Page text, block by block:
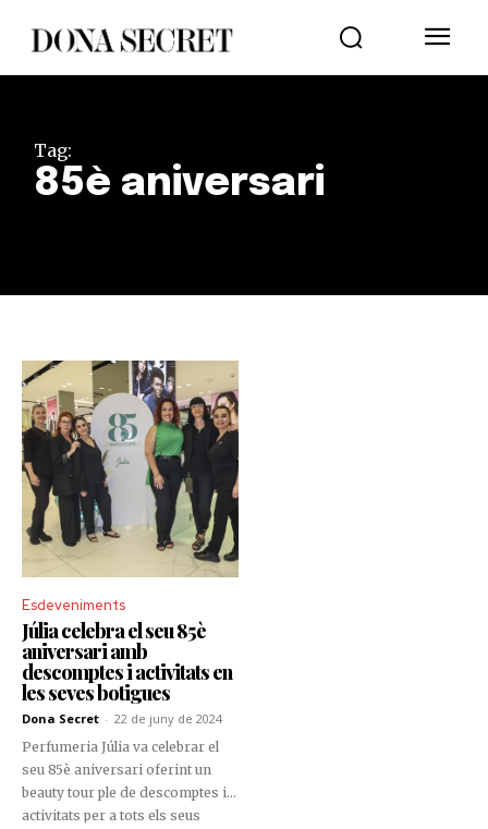
Tag:
85è aniversari
Esdeveniments
Júlia celebra el seu 85è
aniversari amb
descomptes i activitats en
les seves botigues
Dona Secret - 22 de juny de 2024
Perfumeria Júlia va celebrar el
seu 85è aniversari oferint un
beauty tour ple de descomptes i
activitats per a tots els seus